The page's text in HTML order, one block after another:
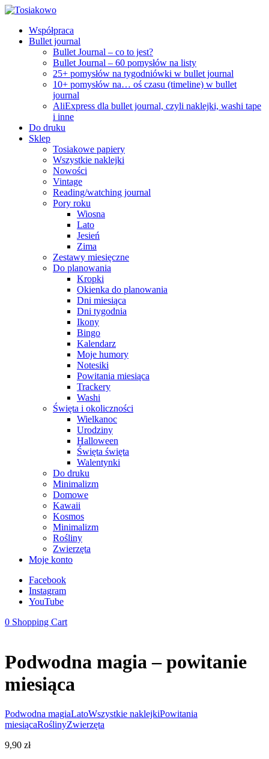
Współpraca
Bullet journal
Bullet Journal – co to jest?
Bullet Journal – 60 pomysłów na listy
25+ pomysłów na tygodniówki w bullet journal
10+ pomysłów na… oś czasu (timeline) w bullet
journal
AliExpress dla bullet journal, czyli naklejki, washi tape
i inne
Do druku
Sklep
Tosiakowe papiery
Wszystkie naklejki
Nowości
Vintage
Reading/watching journal
Pory roku
Wiosna
Lato
Jesień
Zima
Zestawy miesięczne
Do planowania
Kropki
Okienka do planowania
Dni miesiąca
Dni tygodnia
Ikony
Bingo
Kalendarz
Moje humory
Notesiki
Powitania miesiąca
Trackery
Washi
Święta i okoliczności
Wielkanoc
Urodziny
Halloween
Święta święta
Walentynki
Do druku
Minimalizm
Domowe
Kawaii
Kosmos
Minimalizm
Rośliny
Zwierzęta
Moje konto
Facebook
Instagram
YouTube
0 Shopping Cart
Podwodna magia – powitanie
miesiąca
Podwodna magiaLatoWszystkie naklejkiPowitania
miesiącaRoślinyZwierzęta
9,90 zł